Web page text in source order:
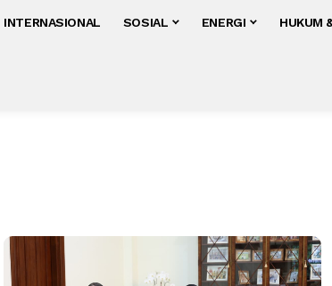
INTERNASIONAL SOSIAL ENERGI HUKUM